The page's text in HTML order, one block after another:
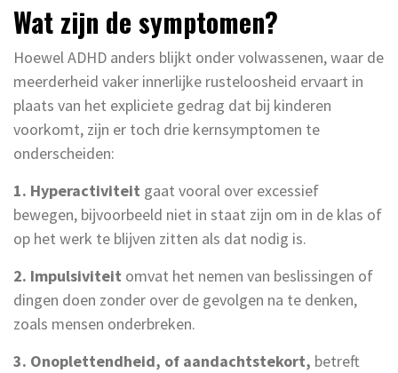
Wat zijn de symptomen?
Hoewel ADHD anders blijkt onder volwassenen, waar de
meerderheid vaker innerlijke rusteloosheid ervaart in
plaats van het expliciete gedrag dat bij kinderen
voorkomt, zijn er toch drie kernsymptomen te
onderscheiden:
1. Hyperactiviteit gaat vooral over excessief
bewegen, bijvoorbeeld niet in staat zijn om in de klas of
op het werk te blijven zitten als dat nodig is.
2. Impulsiviteit omvat het nemen van beslissingen of
dingen doen zonder over de gevolgen na te denken,
zoals mensen onderbreken.
3. Onoplettendheid, of aandachtstekort, betreft